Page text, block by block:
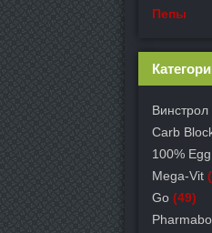
Пепы
Винстрол
Carb
100%
Mega-Vit
Go (49)